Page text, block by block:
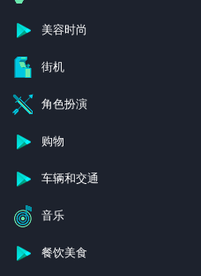
美容时尚
街机
角色扮演
购物
车辆和交通
音乐
餐饮美食